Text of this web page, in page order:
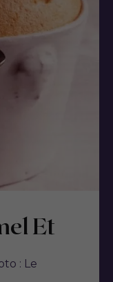
Et
: Le